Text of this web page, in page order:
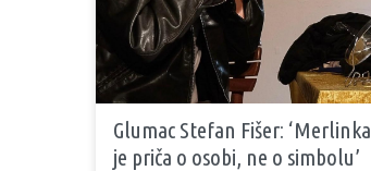
Glumac Stefan Fišer: ‘Merlinka
je priča o osobi, ne o simbolu’